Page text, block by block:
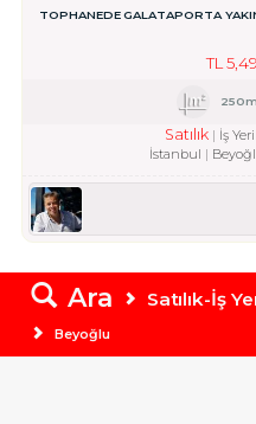
TOPHANEDE GALATAPORTA
TL
Satılık İş Yeri
İstanbul
Ara Satılık-İş
Beyoğlu